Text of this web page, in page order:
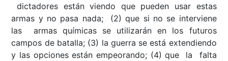
dictadores están viendo que pueden usar estas
armas y no pasa nada; (2) que si no se interviene
las armas químicas se utilizarán en los futuros
campos de batalla; (3) la guerra se está extendiendo
y las opciones están empeorando; (4) que la falta